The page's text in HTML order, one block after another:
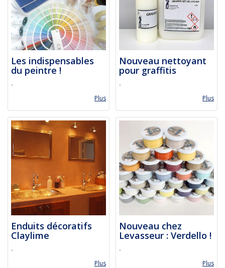
Les indispensables
du peintre !
-
Plus
Nouveau nettoyant
pour graffitis
-
Plus
Enduits décoratifs
Claylime
-
Plus
Nouveau chez
Levasseur : Verdello !
-
Plus